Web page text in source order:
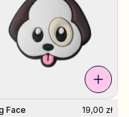
Face 19,00 zł